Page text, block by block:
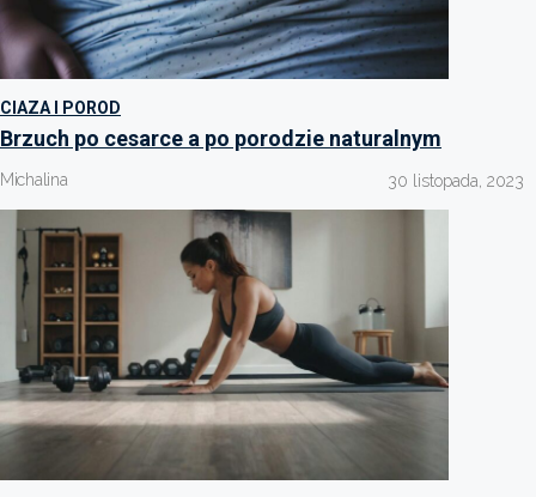
CIAZA I POROD
Brzuch po cesarce a po porodzie naturalnym
Michalina 30 listopada, 2023